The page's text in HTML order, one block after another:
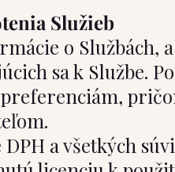
Služieb
o Službách,
sa k Službe.
a všetkých